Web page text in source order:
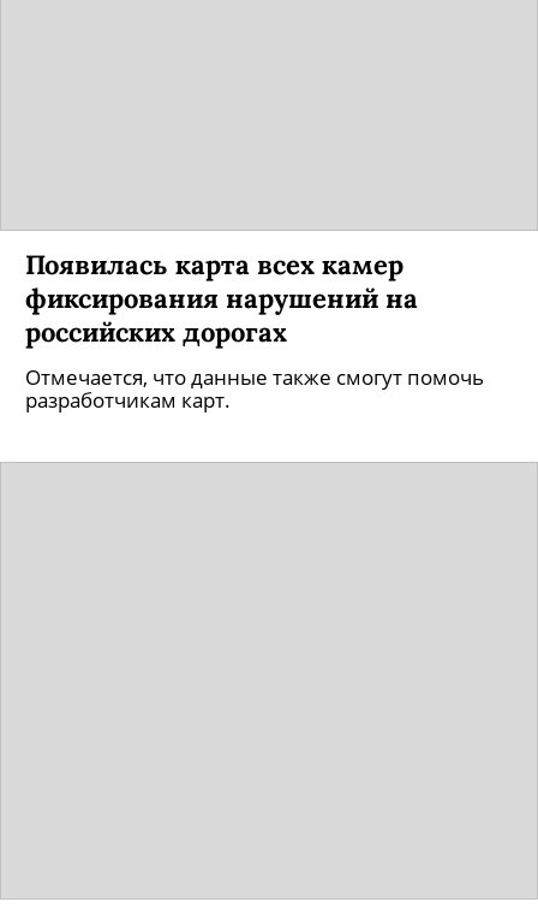
Появилась карта всех камер
фиксирования нарушений на
российских дорогах
Отмечается, что данные также смогут помочь
разработчикам карт.